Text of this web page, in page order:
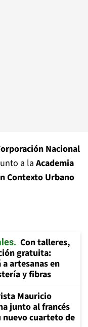
Nacional
a laAcademia
Contexto Urbano
Con talleres,
gratuita:
artesanas en
y fibras
Mauricio
junto al francés
nuevo cuarteto de